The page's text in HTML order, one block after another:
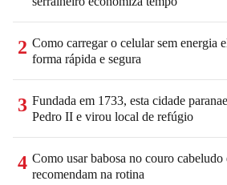
2 Como carregar o celular sem energia
forma rápida e segura
3 Fundada em 1733, esta cidade
Pedro II e virou local de refúgio
4 Como usar babosa no couro cabeludo
recomendam na rotina